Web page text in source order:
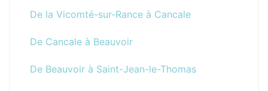
De la Vicomté-sur-Rance à Cancale
De Cancale à Beauvoir
De Beauvoir à Saint-Jean-le-Thomas